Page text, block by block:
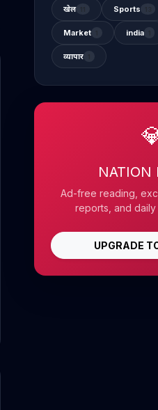
खेल Sports
Market india
व्यापार
NATION
Ad-free reading,
reports, and
UPGRADE